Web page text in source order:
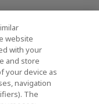
/
Home
website
with your
and store
your device as
navigation
The